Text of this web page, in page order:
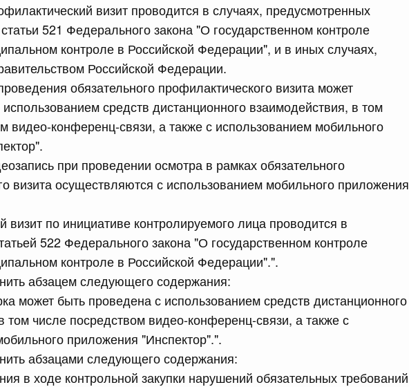
визит проводится в случаях, предусмотренных
521 Федерального закона "О государственном контроле
контроле в Российской Федерации", и в иных случаях,
Российской Федерации.
обязательного профилактического визита может
средств дистанционного взаимодействия, в том
видео-конференц-связи, а также с использованием мобильного
при проведении осмотра в рамках обязательного
визита осуществляются с использованием мобильного приложения
визит по инициативе контролируемого лица проводится в
522 Федерального закона "О государственном контроле
контроле в Российской Федерации".".
абзацем следующего содержания:
может быть проведена с использованием средств дистанционного
том числе посредством видео-конференц-связи, а также с
приложения "Инспектор".".
абзацами следующего содержания:
в ходе контрольной закупки нарушений обязательных требований
июля, вторник
Федерации от 21.07.2026 г. № 917
Российской Федерации от 27 октября 2021
Федерации от 21.07.2026 г. № 916
Российской Федерации от 25 ноября 2025
Федерации от 21.07.2026 г. № 918
Российской Федерации от 29 июня 2021 г.
Федерации от 21.07.2026 г. № 920